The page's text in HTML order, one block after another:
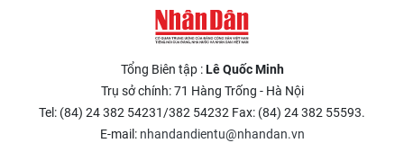
Tổng Biên tập :Lê Quốc Minh
Trụ sở chính: 71 Hàng Trống - Hà Nội
Tel: (84) 24 382 54231/382 54232 Fax: (84) 24 382 55593.
E-mail: nhandandientu@nhandan.vn